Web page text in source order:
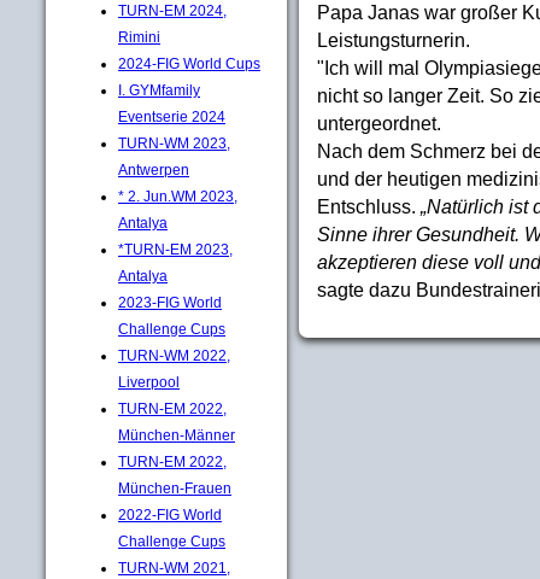
TURN-EM 2024,
Rimini
2024-FIG World Cups
I. GYMfamily
Eventserie 2024
TURN-WM 2023,
Antwerpen
* 2. Jun.WM 2023,
Antalya
*TURN-EM 2023,
Antalya
2023-FIG World
Challenge Cups
TURN-WM 2022,
Liverpool
TURN-EM 2022,
München-Männer
TURN-EM 2022,
München-Frauen
2022-FIG World
Challenge Cups
TURN-WM 2021,
Papa Janas war großer
Leistungsturnerin.
"Ich will mal
nicht so langer Zeit. So
untergeordnet.
Nach dem Schmerz bei
und der heutigen
Entschluss. „Natürlich ist
Sinne ihrer Gesundheit.
akzeptieren diese voll
sagte dazu